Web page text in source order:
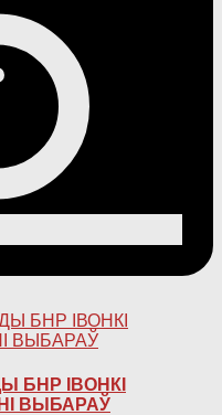
БНР ІВОНКІ
ВЫБАРАЎ